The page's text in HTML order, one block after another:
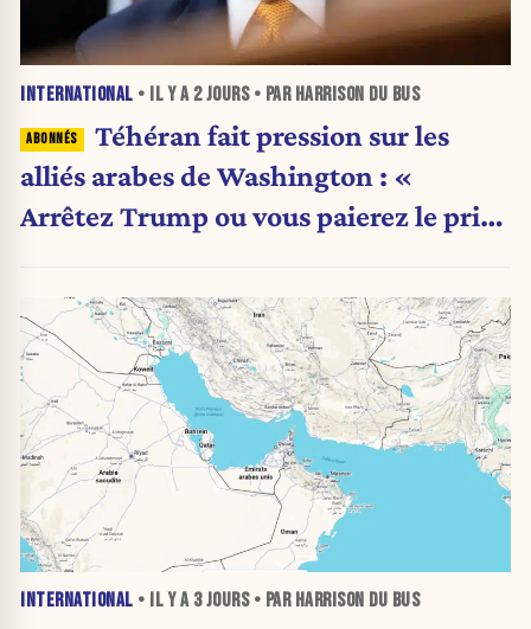
INTERNATIONAL • IL Y A 2 JOURS• PAR HARRISON DU BUS
Téhéran fait pression sur les
alliés arabes de Washington : «
Arrêtez Trump ou vous paierez le prix
INTERNATIONAL • IL Y A 3 JOURS• PAR HARRISON DU BUS